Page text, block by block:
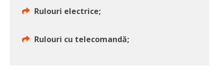
Rulouri electrice;
Rulouri cu telecomandă;